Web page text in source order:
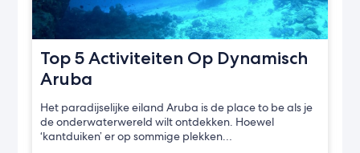
Top 5 Activiteiten Op Dynamisch
Aruba
Het paradijselijke eiland Aruba is de place to be als je
de onderwaterwereld wilt ontdekken. Hoewel
‘kantduiken’ er op sommige plekken…